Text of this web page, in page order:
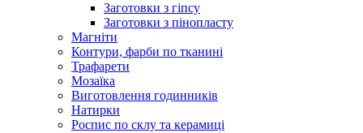
Заготовки з гіпсу
Заготовки з пінопласту
Магніти
Контури, фарби по тканині
Трафарети
Мозаїка
Виготовлення годинників
Натирки
Роспис по склу та керамиці